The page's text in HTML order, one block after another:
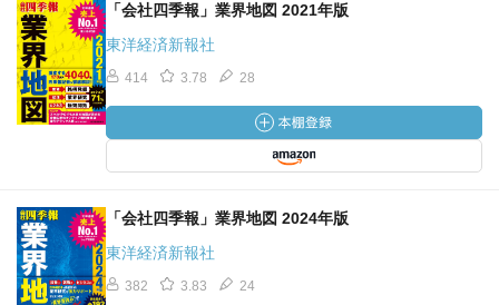
「会社四季報」業界地図 2021年版
東洋経済新報社
414 3.78 28
「会社四季報」業界地図 2024年版
東洋経済新報社
382 3.83 24